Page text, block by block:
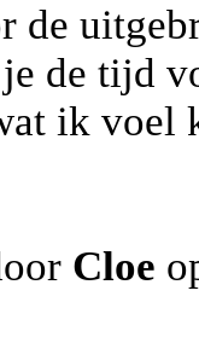
de
de tijd
ik
Cloe